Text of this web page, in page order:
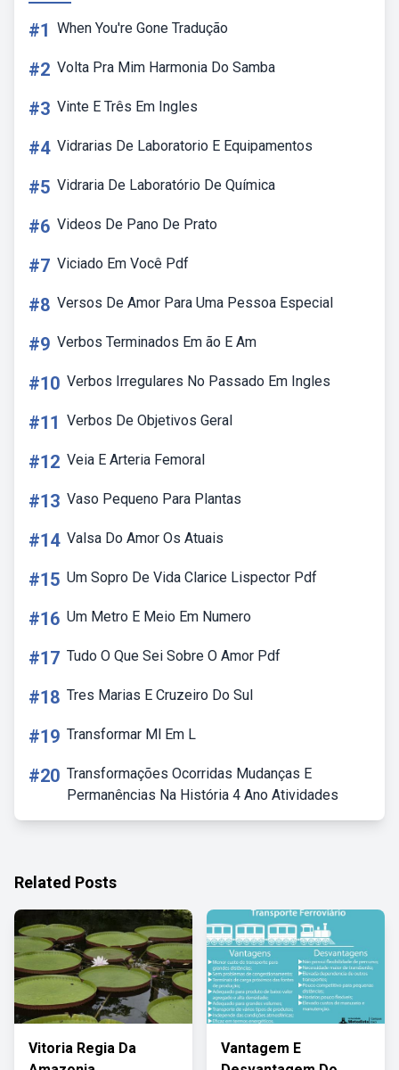
#1 When You're Gone Tradução
#2 Volta Pra Mim Harmonia Do Samba
#3 Vinte E Três Em Ingles
#4 Vidrarias De Laboratorio E Equipamentos
#5 Vidraria De Laboratório De Química
#6 Videos De Pano De Prato
#7 Viciado Em Você Pdf
#8 Versos De Amor Para Uma Pessoa Especial
#9 Verbos Terminados Em ão E Am
#10 Verbos Irregulares No Passado Em Ingles
#11 Verbos De Objetivos Geral
#12 Veia E Arteria Femoral
#13 Vaso Pequeno Para Plantas
#14 Valsa Do Amor Os Atuais
#15 Um Sopro De Vida Clarice Lispector Pdf
#16 Um Metro E Meio Em Numero
#17 Tudo O Que Sei Sobre O Amor Pdf
#18 Tres Marias E Cruzeiro Do Sul
#19 Transformar Ml Em L
#20 Transformações Ocorridas Mudanças E
Permanências Na História 4 Ano Atividades
Related Posts
Vitoria Regia Da
Vantagem E